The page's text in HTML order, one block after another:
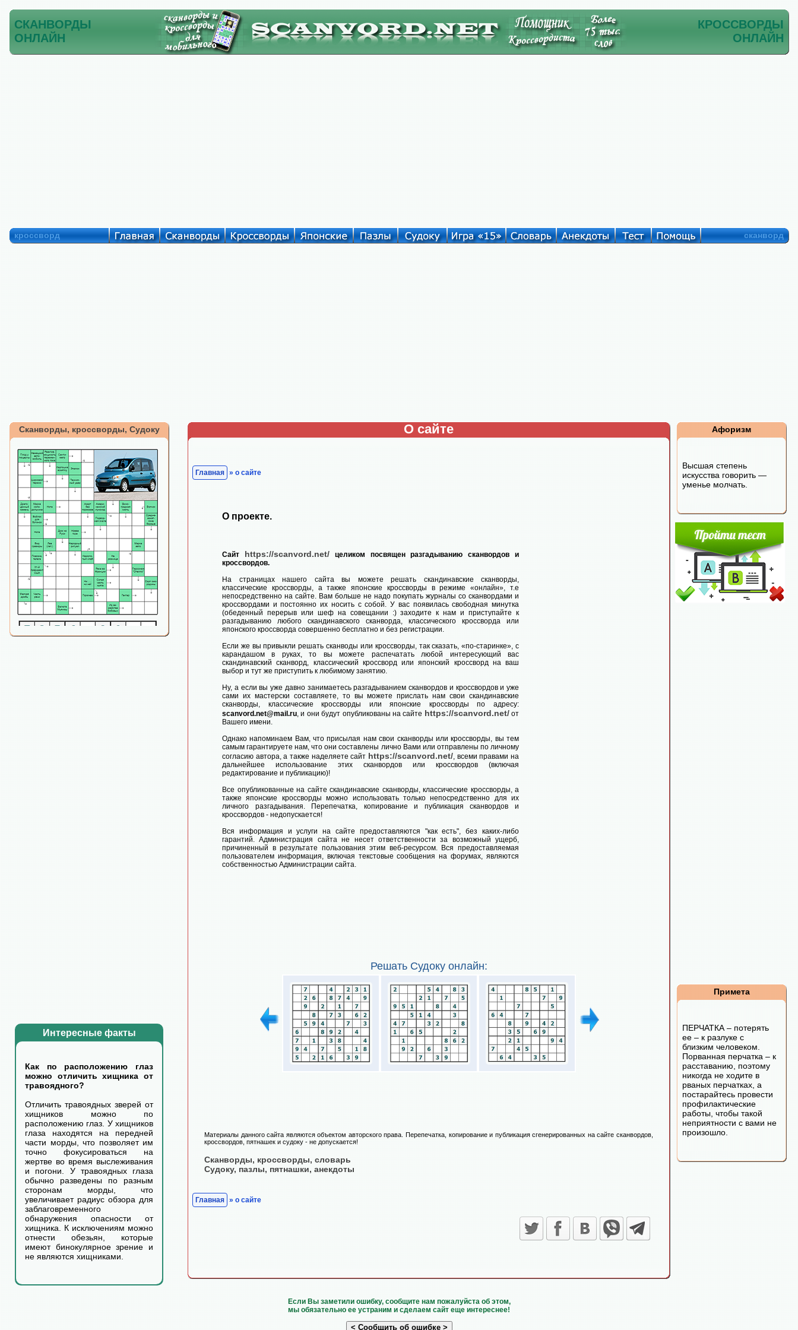
СКАНВОРДЫ
ОНЛАЙН
КРОССВОРДЫ
ОНЛАЙН
кроссворд сканворд
Сканворды, кроссворды, Судоку
Интересные факты
Как по расположению глаз
можно отличить хищника от
травоядного?
Отличить травоядных зверей от
хищников можно по
расположению глаз. У хищников
глаза находятся на передней
части морды, что позволяет им
точно фокусироваться на
жертве во время выслеживания
и погони. У травоядных глаза
обычно разведены по разным
сторонам морды, что
увеличивает радиус обзора для
заблаговременного
обнаружения опасности от
хищника. К исключениям можно
отнести обезьян, которые
имеют бинокулярное зрение и
не являются хищниками.
О сайте
Главная » о сайте
О проекте.
Сайт https://scanvord.net/целиком посвящен разгадыванию сканвордов и
кроссвордов.
На страницах нашего сайта вы можете решать скандинавские сканворды,
классические кроссворды, а также японские кроссворды в режиме «онлайн», т.е
непосредственно на сайте. Вам больше не надо покупать журналы со сканвордами и
кроссвордами и постоянно их носить с собой. У вас появилась свободная минутка
(обеденный перерыв или шеф на совещании :) заходите к нам и приступайте к
разгадыванию любого скандинавского сканворда, классического кроссворда или
японского кроссворда совершенно бесплатно и без регистрации.
Если же вы привыкли решать сканводы или кроссворды, так сказать, «по-старинке», с
карандашом в руках, то вы можете распечатать любой интересующий вас
скандинавский сканворд, классический кроссворд или японский кроссворд на ваш
выбор и тут же приступить к любимому занятию.
Ну, а если вы уже давно занимаетесь разгадыванием сканвордов и кроссвордов и уже
сами их мастерски составляете, то вы можете прислать нам свои скандинавские
сканворды, классические кроссворды или японские кроссворды по адресу:
scanvord.net@mail.ru, и они будут опубликованы на сайте https://scanvord.net/от
Вашего имени.
Однако напоминаем Вам, что присылая нам свои сканворды или кроссворды, вы тем
самым гарантируете нам, что они составлены лично Вами или отправлены по личному
согласию автора, а также наделяете сайт https://scanvord.net/, всеми правами на
дальнейшее использование этих сканвордов или кроссвордов (включая
редактирование и публикацию)!
Все опубликованные на сайте скандинавские сканворды, классические кроссворды, а
также японские кроссворды можно использовать только непосредственно для их
личного разгадывания. Перепечатка, копирование и публикация сканвордов и
кроссвордов - недопускается!
Вся информация и услуги на сайте предоставляются "как есть", без каких-либо
гарантий. Администрация сайта не несет ответственности за возможный ущерб,
причиненный в результате пользования этим веб-ресурсом. Вся предоставляемая
пользователем информация, включая текстовые сообщения на форумах, являются
собственностью Администрации сайта.
Решать Судоку онлайн:
Материалы данного сайта являются объектом авторского права. Перепечатка, копирование и публикация сгенерированных на сайте сканвордов,
кроссвордов, пятнашек и судоку - не допускается!
Сканворды, кроссворды, словарь
Судоку, пазлы, пятнашки, анекдоты
Главная » о сайте
Афоризм
Высшая степень
искусства говорить —
уменье молчать.
Примета
ПЕРЧАТКА – потерять
ее – к разлуке с
близким человеком.
Порванная перчатка – к
расставанию, поэтому
никогда не ходите в
рваных перчатках, а
постарайтесь провести
профилактические
работы, чтобы такой
неприятности с вами не
произошло.
Если Вы заметили ошибку, сообщите нам пожалуйста об этом,
мы обязательно ее устраним и сделаем сайт еще интереснее!